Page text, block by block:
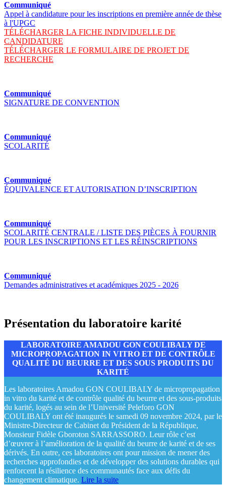
Communiqué
Appel à candidature pour les inscriptions en première année de thèse
à l'UPGC
TÉLÉCHARGER LA FICHE INDIVIDUELLE DE
CANDIDATURE
TÉLÉCHARGER LE FORMULAIRE DE PROJET DE
RECHERCHE
Communiqué
SIGNATURE DE CONVENTION
Communiqué
SCOLARITÉ
Communiqué
ÉQUIVALENCE ET AUTORISATION D’INSCRIPTION
Communiqué
SCOLARITÉ CENTRALE / LISTE DES PIÈCES À FOURNIR
POUR LES INSCRIPTIONS ET LES RÉINSCRIPTIONS
Communiqué
Demandes administratives et académiques 2025 - 2026
Présentation du laboratoire karité
LABORATOIRE AMADOU GON COULIBALY DE
MICROPROPAGATION IN VITRO ET DE CONTRÔLE
QUALITÉ DU BEURRE ET DES SOUS PRODUITS DU
KARITÉ
Les laboratoires Amadou GON COULIBALY de micropropagation
in vitro du karité et de contrôle qualité du beurre et des sous-produits
du karité, logés au sein de l’Université Peleforo GON
COULIBALY ont été inaugurés le samedi 09 novembre 2024, par le
Ministre-Directeur de Cabinet du Président de la République,
Monsieur Fidèle Gboroton SARRASSORO. Leur rôle c’est
d’œuvrer à l’amélioration de la qualité du beurre de karité et de ses
dérivés. En outre, ces laboratoires ont pour mission de mener des
recherches approfondies et de développer des solutions durables qui
renforcent la résilience des communautés face aux défis du
changement climatique. Lire la suite